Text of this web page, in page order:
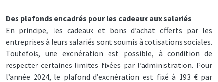
Des plafonds encadrés pour les cadeaux aux salariés
En principe, les cadeaux et bons d’achat offerts par les
entreprises à leurs salariés sont soumis à cotisations sociales.
Toutefois, une exonération est possible, à condition de
respecter certaines limites fixées par l’administration. Pour
l’année 2024, le plafond d’exonération est fixé à 193 € par